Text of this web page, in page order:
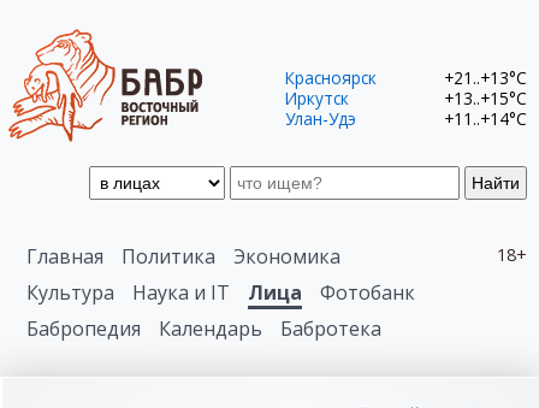
Найти
Красноярск
+21..+13°C
Иркутск
+13..+15°C
Улан-Удэ
+11..+14°C
18+
Главная Политика
Экономика
Культура
Наука и IT Лица
Фотобанк
Бабропедия
Календарь Бабротека